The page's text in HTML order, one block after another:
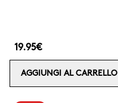
19.95€
AGGIUNGI AL CARRELLO